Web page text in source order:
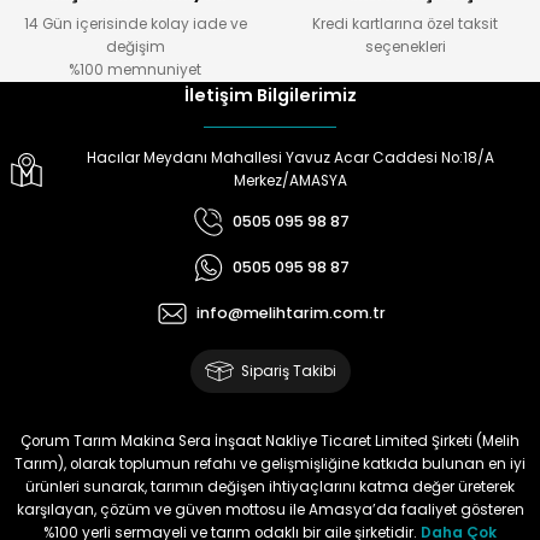
Ürün hazırlamada
,göndermede,telefonda bilgi
almada çok yardımcılar.Melih
Doğan Zeki Gürbüz | 23/01/2024
Ürün elime çok çabuk ulaştı.
anda süs yoncasıyla ektim.
Bunun akibeti 2024 yazına belli
olacak
S... Ö... | 23/01/2024
14 Gün içerisinde kolay iade ve
değişim
%100 memnuniyet
Kredi kartlarına özel taksit
seçenekleri
İletişim Bilgilerimiz
Hacılar Meydanı Mahallesi Yavuz Acar Caddesi No:18/A
Merkez/AMASYA
0505 095 98 87
0505 095 98 87
info@melihtarim.com.tr
Sipariş Takibi
Çorum Tarım Makina Sera İnşaat Nakliye Ticaret Limited Şirketi (Melih
Tarım), olarak toplumun refahı ve gelişmişliğine katkıda bulunan en iyi
ürünleri sunarak, tarımın değişen ihtiyaçlarını katma değer üreterek
karşılayan, çözüm ve güven mottosu ile Amasya’da faaliyet gösteren
%100 yerli sermayeli ve tarım odaklı bir aile şirketidir. Daha Çok